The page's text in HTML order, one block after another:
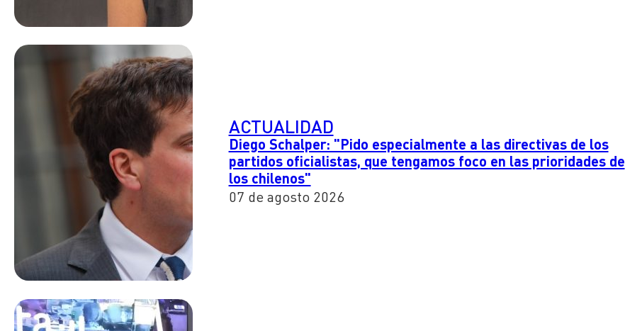
ACTUALIDAD
Diego Schalper: "Pido especialmente a las directivas de los
partidos oficialistas, que tengamos foco en las prioridades de
los chilenos"
07 de agosto 2026